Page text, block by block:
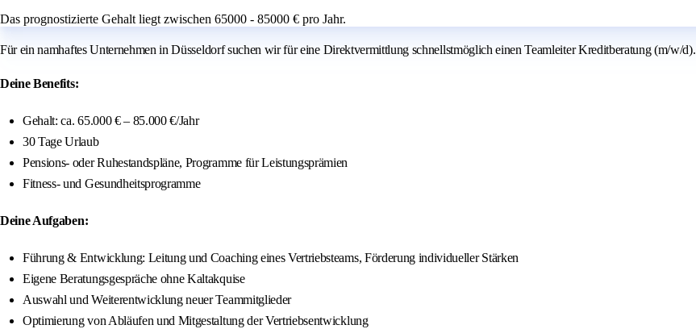
Das prognostizierte Gehalt liegt zwischen 65000 - 85000 € pro Jahr.
Für ein namhaftes Unternehmen in Düsseldorf suchen wir für eine Direktvermittlung schnellstmöglich einen Teamleiter Kreditberatung (m/w/d).
Deine Benefits:
Gehalt: ca. 65.000 € – 85.000 €/Jahr
30 Tage Urlaub
Pensions- oder Ruhestandspläne, Programme für Leistungsprämien
Fitness- und Gesundheitsprogramme
Deine Aufgaben:
Führung & Entwicklung: Leitung und Coaching eines Vertriebsteams, Förderung individueller Stärken
Eigene Beratungsgespräche ohne Kaltakquise
Auswahl und Weiterentwicklung neuer Teammitglieder
Optimierung von Abläufen und Mitgestaltung der Vertriebsentwicklung